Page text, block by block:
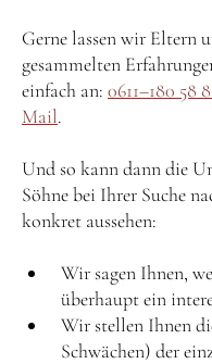
Gerne lassen wir Eltern
gesammelten
einfach an: 0611–180 58
Mail.
Und so kann dann die
Söhne bei Ihrer Suche
konkret aussehen:
Wir sagen Ihnen,
überhaupt ein
Wir stellen Ihnen
Schwächen) der